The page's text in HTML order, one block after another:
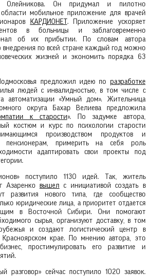
Олейникова. Он придумал и пилотно
мобильное приложение для врачей
КАРДИОНЕТ . Приложение ускоряет
в больницы и заблаговременно
об их прибытии. По словам автора
внедрения по всей стране каждый год можно
жизней и экономить порядка 63
предложил идею по разработке
людей с инвалидностью, в том числе с
автоматизации «Умный дом». Жительница
округа Бахар Велиева предложила
к старости». По задумке автора,
костюм и курс по психологии старости
производством продуктов и
пенсионерам, примерить на себя роль
адаптировать свои проекты под
поступило 1130 идей. Так, житель
Азаренковышел с инициативой создать в
развития нового типа, где сообщество
юридические лица, а приоритет отдается
в Восточной Сибири. Они помогают
сырья, организуют доставку, в том
и создают логистический центр в
крае. По мнению автора, это
простимулировать его развитие и
разговор» сейчас поступило 1020 заявок.